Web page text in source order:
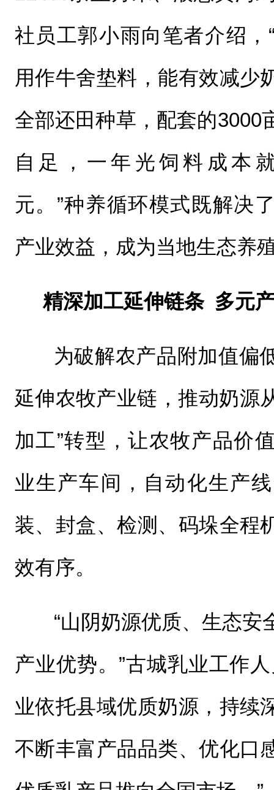
社员工郭小雨向笔者介绍，
用作牛舍垫料，能有效减少
全部还田种草，配套的3000
自足，一年光饲料成本
元。”种养循环模式既解决
产业效益，成为当地生态养
精深加工延伸链条 多元
为破解农产品附加值偏
延伸农牧产业链，推动奶源
加工”转型，让农牧产品价
业生产车间，自动化生产
装、封盒、检测、码垛全程
效有序。
“山阴奶源优质、生态安
产业优势。”古城乳业工作
业依托县域优质奶源，持续
不断丰富产品品类、优化口